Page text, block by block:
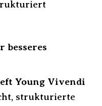
Young Vivendi
strukturierte